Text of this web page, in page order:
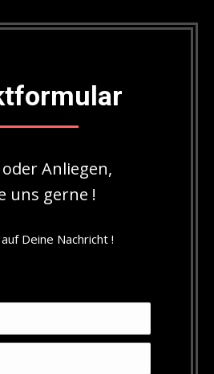
Anliegen,
uns gerne !
Deine Nachricht !